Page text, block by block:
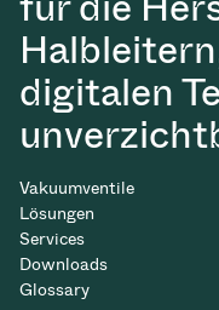
digitalen
Vakuumventile
Lösungen
Services
Downloads
Glossary